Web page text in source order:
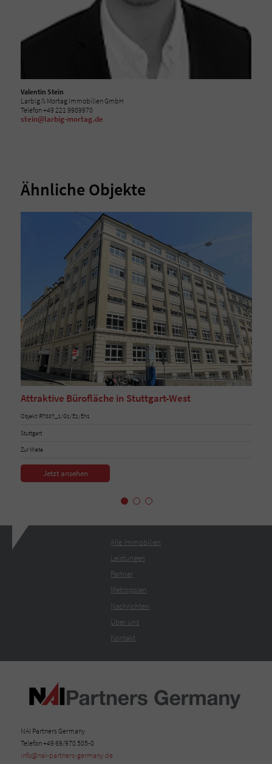
Valentin Stein
Larbig & Mortag Immobilien GmbH
Telefon +49 221 9989970
stein@larbig-mortag.de
Ähnliche Objekte
Attraktive Bürofläche in Stuttgart-West
Objekt IR7887_1/G1/E1/Eh1
Stuttgart
Zur Miete
Jetzt ansehen
Alle Immobilien
Leistungen
Partner
Metropolen
Nachrichten
Über uns
Kontakt
NAI Partners Germany
Telefon +49 69/970 505-0
info@nai-partners-germany.de